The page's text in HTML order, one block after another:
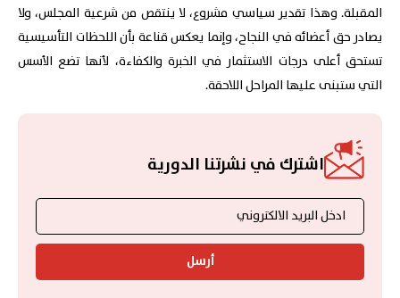
المقبلة. وهذا تقدير سياسي مشروع، لا ينتقص من شرعية المجلس، ولا
يصادر حق أعضائه في النجاح، وإنما يعكس قناعة بأن اللحظات التأسيسية
تستحق أعلى درجات الاستثمار في الخبرة والكفاءة، لأنها تضع الأسس
التي ستبنى عليها المراحل اللاحقة.
اشترك في نشرتنا الدورية
أرسل